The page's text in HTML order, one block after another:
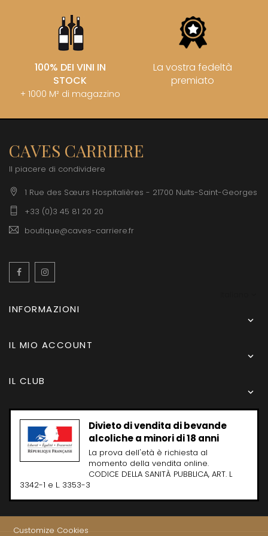
100% DEI VINI IN
STOCK
+ 1000 M² di magazzino
La vostra fedeltà
premiato
CAVES CARRIERE
Il piacere di condividere
1 Rue des Sœurs Hospitalières - 21700 Nuits-Saint-Georges
+33 (0)3 45 81 20 20
boutique@caves-carriere.fr
Facebook
INFORMAZIONI

IL MIO ACCOUNT

IL CLUB

Divieto di vendita di bevande
alcoliche a minori di 18 anni
La prova dell'età è richiesta al
momento della vendita online.
CODICE DELLA SANITÀ PUBBLICA, ART. L
3342-1 e L. 3353-3
Customize Cookies